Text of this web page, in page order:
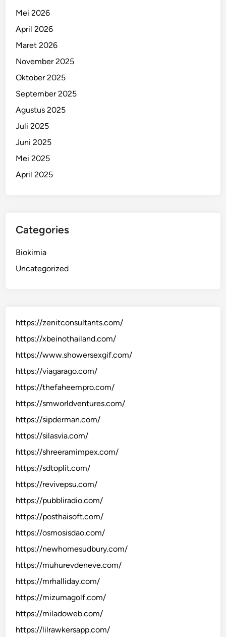
Mei 2026
April 2026
Maret 2026
November 2025
Oktober 2025
September 2025
Agustus 2025
Juli 2025
Juni 2025
Mei 2025
April 2025
Categories
Biokimia
Uncategorized
https://zenitconsultants.com/
https://xbeinothailand.com/
https://www.showersexgif.com/
https://viagarago.com/
https://thefaheempro.com/
https://smworldventures.com/
https://sipderman.com/
https://silasvia.com/
https://shreeramimpex.com/
https://sdtoplit.com/
https://revivepsu.com/
https://pubbliradio.com/
https://posthaisoft.com/
https://osmosisdao.com/
https://newhomesudbury.com/
https://muhurevdeneve.com/
https://mrhalliday.com/
https://mizumagolf.com/
https://miladoweb.com/
https://lilrawkersapp.com/